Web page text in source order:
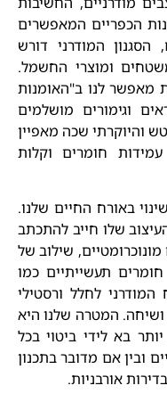
הכפריים המאפשרים
המודרני דורש
ומוצרי החשמל.
מאפשר לנו ב"האומנות
וגימורים מושלמים
והיוקרתי שכה מאפיין
חומרים וקלות
באורח החיים שלנו.
שלו חייב להתכתב
שילוב של
תעשייתיים כמו
לחלל ורסטילי
המטרה שלנו היא
בא לידי ביטוי בכל
ובין אם מדובר בתכנון
אורבניות.